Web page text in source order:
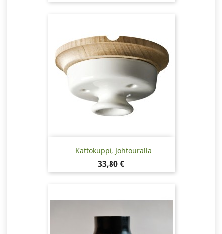
Kattokuppi, Johtouralla
Hinta
33,80 €